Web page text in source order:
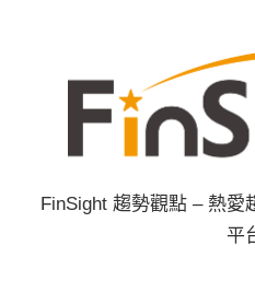
content
FinSight
FinSight 趨勢觀點 – 熱愛
平